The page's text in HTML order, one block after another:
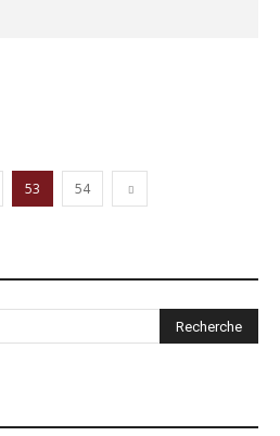
53 54